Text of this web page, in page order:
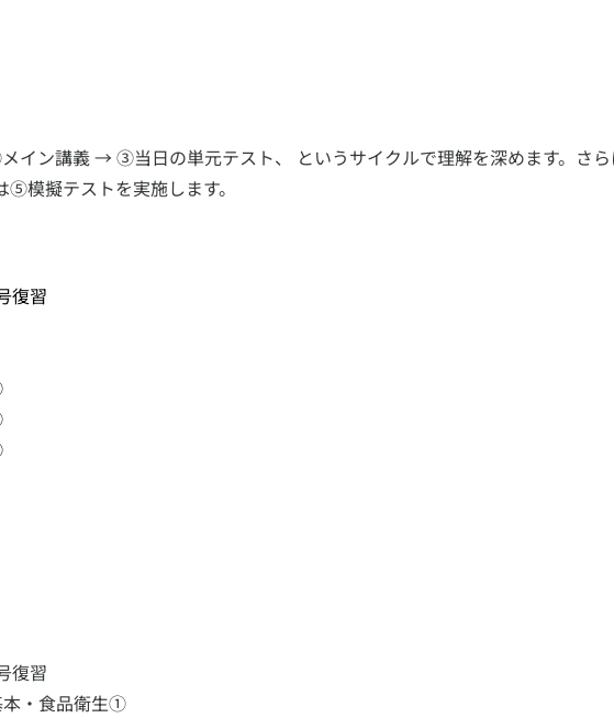
ン講義 → ③当日の単元テスト、 というサイクルで理解を深めます。さ
模擬テストを実施します。
復習
復習
本・食品衛生①